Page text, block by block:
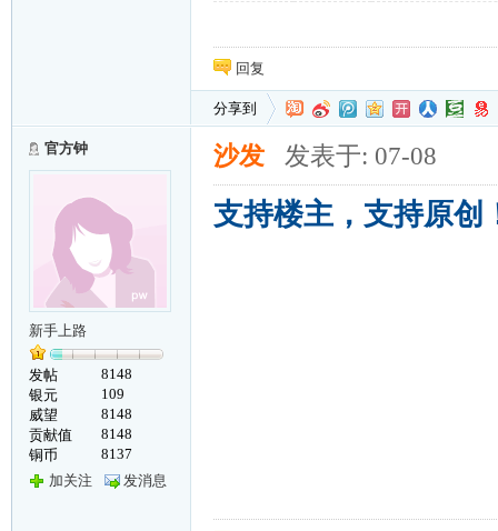
回复
分享到
官方钟
新手上路
发帖
8148
银元
109
威望
8148
贡献值
8148
铜币
8137
加关注
发消息
沙发 发表于: 07-08
支持楼主，支持原创